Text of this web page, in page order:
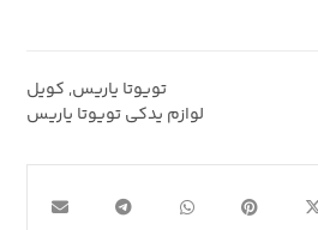
تویوتا یاریس, کویل
لوازم یدکی تویوتا یاریس